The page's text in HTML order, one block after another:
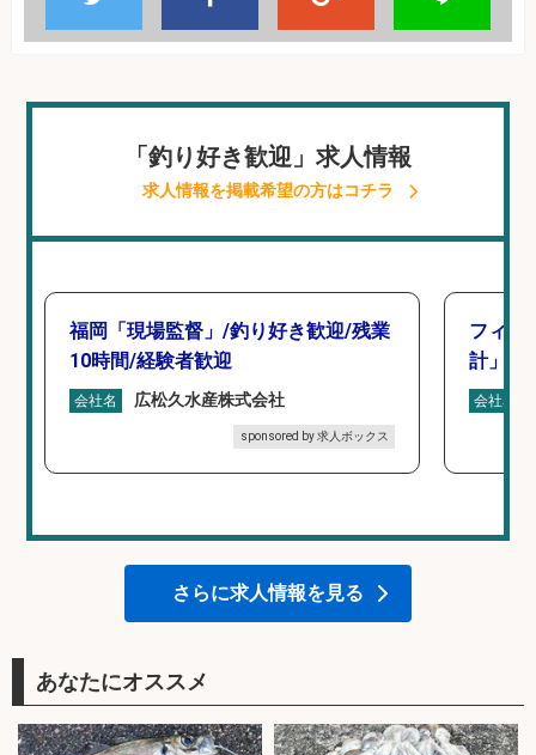
「釣り好き歓迎」求人情報
求人情報を掲載希望の方はコチラ
福岡「現場監督」/釣り好き歓迎/残業
10時間/経験者歓迎
会社名 広松久水産株式会社
sponsored by 求人ボックス
フィッ
計」
会社名
さらに求人情報を見る
あなたにオススメ